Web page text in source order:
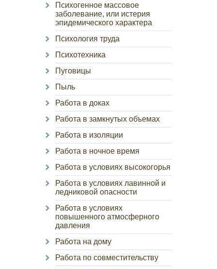
Психогенное массовое
заболевание, или истерия
эпидемического характера
Психология труда
Психотехника
Пуговицы
Пыль
Работа в доках
Работа в замкнутых объемах
Работа в изоляции
Работа в ночное время
Работа в условиях высокогорья
Работа в условиях лавинной и
ледниковой опасности
Работа в условиях
повышенного атмосферного
давления
Работа на дому
Работа по совместительству